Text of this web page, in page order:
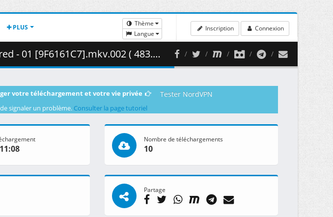
PLUS
Thème
Langue
Inscription Connexion
[9F6161C7].mkv.002 ( 483.54 MB )
votre téléchargement et votre vie privée Tester NordVPN
signaler un problème. Consulter la page tutoriel
Nombre de téléchargements
10
Partage